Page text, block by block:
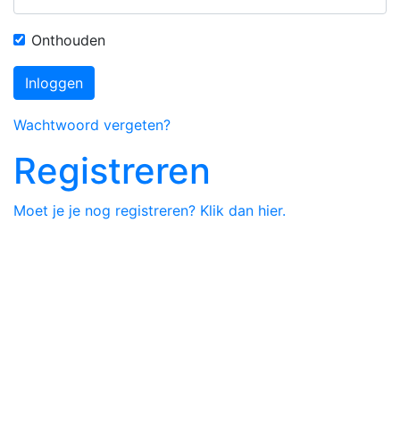
Onthouden
Inloggen
Wachtwoord vergeten?
Registreren
Moet je je nog registreren? Klik dan hier.